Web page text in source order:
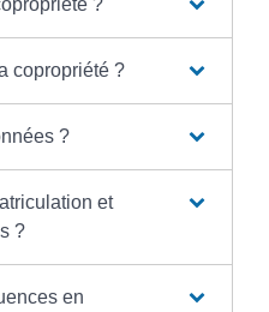
copropriété ?
?
et
?
en